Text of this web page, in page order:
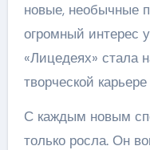
новые, необычные
огромный интерес
«Лицедеях» стала
творческой
С каждым новым
только росла. Он